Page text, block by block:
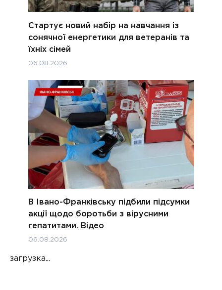
Стартує новий набір на навчання із
сонячної енергетики для ветеранів та
їхніх сімей
06.08.2026
В Івано-Франківську підбили підсумки
акції щодо боротьби з вірусними
гепатитами. Відео
06.08.2026
загрузка...